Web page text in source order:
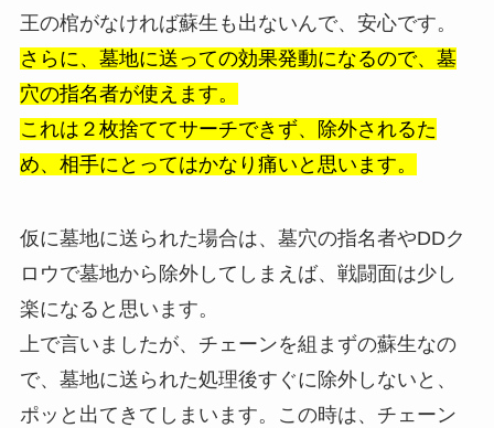
王の棺がなければ蘇生も出ないんで、安心です。
さらに、墓地に送っての効果発動になるので、墓
穴の指名者が使えます。
これは２枚捨ててサーチできず、除外されるた
め、相手にとってはかなり痛いと思います。
仮に墓地に送られた場合は、墓穴の指名者やDDク
ロウで墓地から除外してしまえば、戦闘面は少し
楽になると思います。
上で言いましたが、チェーンを組まずの蘇生なの
で、墓地に送られた処理後すぐに除外しないと、
ポッと出てきてしまいます。この時は、チェーン